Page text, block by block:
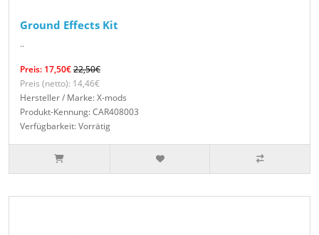
Ground Effects Kit
..
Preis: 17,50€22,50€
Preis (netto): 14,46€
Hersteller / Marke: X-mods
Produkt-Kennung: CAR408003
Verfügbarkeit: Vorrätig